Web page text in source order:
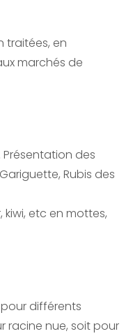
traitées, en
marchés de
Présentation des
Rubis des
kiwi, etc en mottes,
différents
racine nue, soit pour